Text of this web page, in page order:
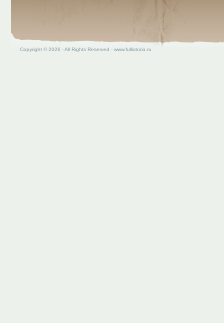
Copyright © 2026 - All Rights Reserved - www.fullistoria.ru